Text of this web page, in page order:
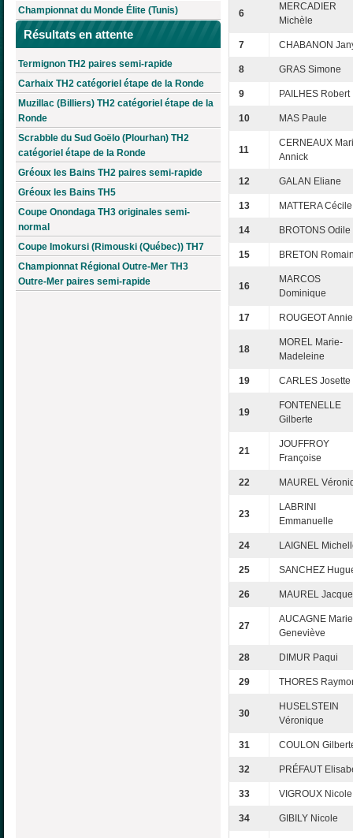
Championnat du Monde Élite (Tunis)
Résultats en attente
Termignon TH2 paires semi-rapide
Carhaix TH2 catégoriel étape de la Ronde
Muzillac (Billiers) TH2 catégoriel étape de la
Ronde
Scrabble du Sud Goëlo (Plourhan) TH2
catégoriel étape de la Ronde
Gréoux les Bains TH2 paires semi-rapide
Gréoux les Bains TH5
Coupe Onondaga TH3 originales semi-
normal
Coupe Imokursi (Rimouski (Québec)) TH7
Championnat Régional Outre-Mer TH3
Outre-Mer paires semi-rapide
6
MERCADIER
Michèle
7 CHABANON
8 GRAS Simone
9 PAILHES Robert
10 MAS Paule
11
CERNEAUX
Annick
12 GALAN Eliane
13 MATTERA Cécile
14 BROTONS Odile
15 BRETON
16
MARCOS
Dominique
17 ROUGEOT Annie
18
MOREL Marie-
Madeleine
19 CARLES Josette
19
FONTENELLE
Gilberte
21
JOUFFROY
Françoise
22 MAUREL
23
LABRINI
Emmanuelle
24 LAIGNEL
25 SANCHEZ
26 MAUREL
27
AUCAGNE
Geneviève
28 DIMUR Paqui
29 THORES
30
HUSELSTEIN
Véronique
31 COULON
32 PRÉFAUT
33 VIGROUX Nicole
34 GIBILY Nicole